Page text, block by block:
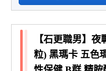
【石更職男】
粒) 黑瑪卡 五色